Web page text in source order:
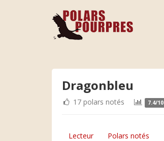
Dragonbleu
17 polars notés 7.4/10
Lecteur Polars notés